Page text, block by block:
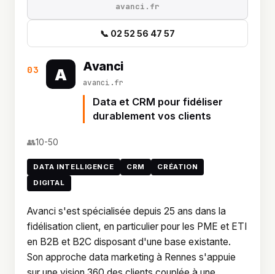
03 A Avanci
avanci.fr
Data et CRM pour fidéliser
durablement vos clients
👥10-50
DATA INTELLIGENCE CRM
CRÉATION
DIGITAL
Avanci s'est spécialisée depuis 25 ans dans la
fidélisation client, en particulier pour les PME et ETI
en B2B et B2C disposant d'une base existante.
Son approche data marketing à Rennes s'appuie
avanci.fr
📞 02 52 56 47 57